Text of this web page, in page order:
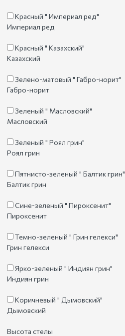
Красный " Империал ред"
Империал ред
Красный " Казахский"
Казахский
Зелено-матовый " Габро-норит"
Габро-норит
Зеленый " Масловский"
Масловский
Зеленый " Роял грин"
Роял грин
Пятнисто-зеленый " Балтик грин"
Балтик грин
Сине-зеленый " Пироксенит"
Пироксенит
Темно-зеленый " Грин гелекси"
Грин гелекси
Ярко-зеленый " Индиян грин"
Индиян грин
Коричневый " Дымовский"
Дымовский
Высота стелы